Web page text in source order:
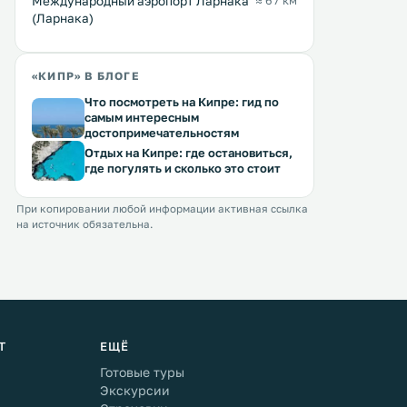
(Ларнака)
«КИПР» В БЛОГЕ
Что посмотреть на Кипре: гид по
самым интересным
достопримечательностям
Отдых на Кипре: где остановиться,
где погулять и сколько это стоит
При копировании любой информации активная ссылка
на источник обязательна.
ЕЩЁ
Готовые туры
Экскурсии